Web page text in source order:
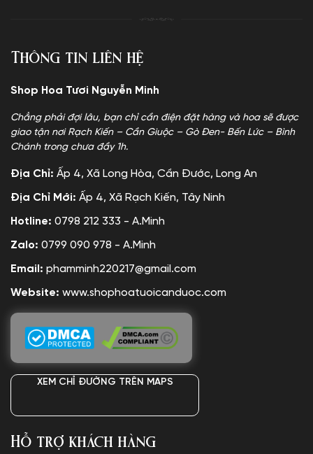
Thông tin liên hệ
Shop Hoa Tươi Nguyễn Minh
Chẳng phải đợi lâu, bạn chỉ cần điện đặt hàng và hoa sẽ được
giao tận nơi Rạch Kiến – Cần Giuộc – Gò Đen- Bến Lức – Bình
Chánh trong chưa đầy 1h.
Địa Chỉ: Ấp 4, Xã Long Hòa, Cần Đước, Long An
Địa Chỉ Mới: Ấp 4, Xã Rạch Kiến, Tây Ninh
Hotline: 0798 212 333 - A.Minh
Zalo: 0799 090 978 - A.Minh
Email: phamminh220217@gmail.com
Website: www.shophoatuoicanduoc.com
XEM CHỈ ĐƯỜNG TRÊN MAPS
Hỗ trợ khách hàng